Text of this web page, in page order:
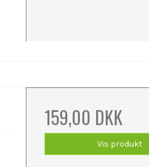
159,00 DKK
Vis produkt